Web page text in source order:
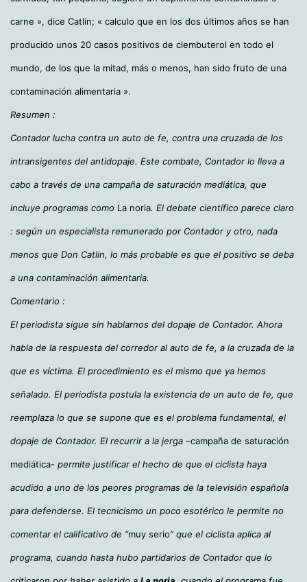
carne », dice Catlin; « calculo que en los dos últimos años se han
producido unos 20 casos positivos de clembuterol en todo el
mundo, de los que la mitad, más o menos, han sido fruto de una
contaminación alimentaria ».
Resumen :
Contador lucha contra un auto de fe, contra una cruzada de los
intransigentes del antidopaje. Este combate, Contador lo lleva a
cabo a través de una campaña de saturación mediática, que
incluye programas como La noria. El debate científico parece claro
: según un especialista remunerado por Contador y otro, nada
menos que Don Catlin, lo más probable es que el positivo se deba
a una contaminación alimentaria.
Comentario :
El periodista sigue sin hablarnos del dopaje de Contador. Ahora
habla de la respuesta del corredor al auto de fe, a la cruzada de la
que es víctima. El procedimiento es el mismo que ya hemos
señalado. El periodista postula la existencia de un auto de fe, que
reemplaza lo que se supone que es el problema fundamental, el
dopaje de Contador. El recurrir a la jerga –campaña de saturación
mediática- permite justificar el hecho de que el ciclista haya
acudido a uno de los peores programas de la televisión española
para defenderse. El tecnicismo un poco esotérico le permite no
comentar el calificativo de “muy serio” que el ciclista aplica al
programa, cuando hasta hubo partidarios de Contador que lo